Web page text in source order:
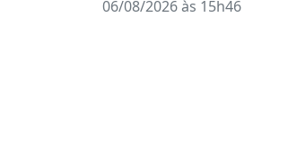
06/08/2026 às 15h46